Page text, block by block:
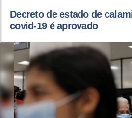
Decreto de estado de
covid-19 é aprovado